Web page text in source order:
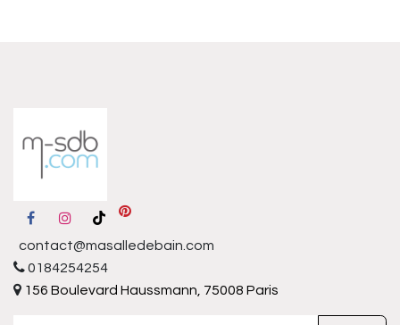
contact@masalledebain.com
0184254254
156 Boulevard Haussmann, 75008 Paris